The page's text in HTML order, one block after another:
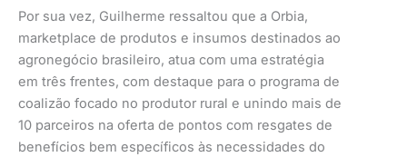
Por sua vez, Guilherme ressaltou que a Orbia,
marketplace de produtos e insumos destinados ao
agronegócio brasileiro, atua com uma estratégia
em três frentes, com destaque para o programa de
coalizão focado no produtor rural e unindo mais de
10 parceiros na oferta de pontos com resgates de
benefícios bem específicos às necessidades do